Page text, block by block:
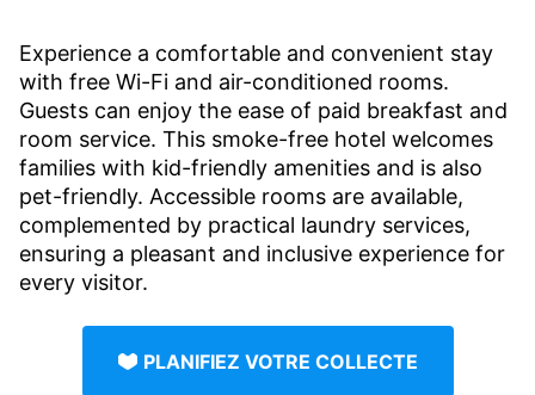
Experience a comfortable and convenient stay
with free Wi-Fi and air-conditioned rooms.
Guests can enjoy the ease of paid breakfast and
room service. This smoke-free hotel welcomes
families with kid-friendly amenities and is also
pet-friendly. Accessible rooms are available,
complemented by practical laundry services,
ensuring a pleasant and inclusive experience for
every visitor.
PLANIFIEZ VOTRE COLLECTE